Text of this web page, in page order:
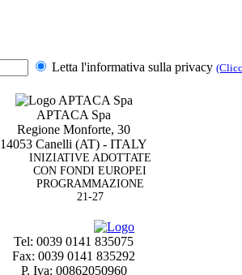
Letta l'informativa sulla privacy
APTACA Spa
Regione Monforte, 30
14053 Canelli (AT) - ITALY
INIZIATIVE ADOTTATE
CON FONDI EUROPEI
PROGRAMMAZIONE
21-27
Tel: 0039 0141 835075
Fax: 0039 0141 835292
P. Iva: 00862050960